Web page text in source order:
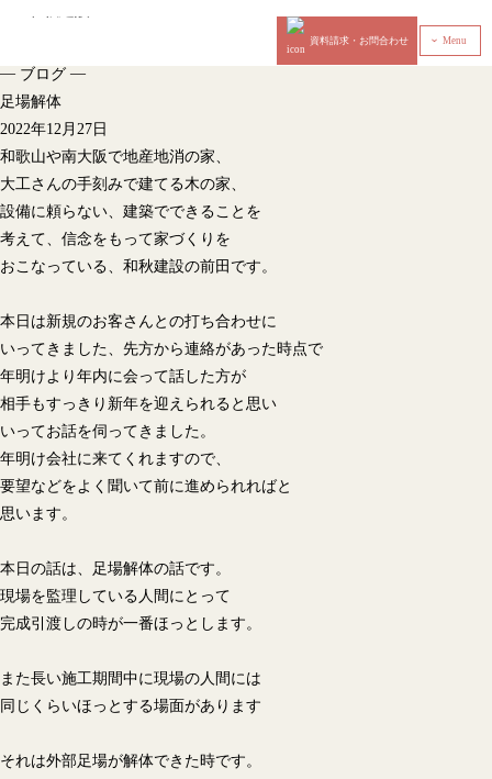
資料請求・お問合わせ ‹ Menu
— ブログ —
足場解体
2022年12月27日
和歌山や南大阪で地産地消の家、
大工さんの手刻みで建てる木の家、
設備に頼らない、建築でできることを
考えて、信念をもって家づくりを
おこなっている、和秋建設の前田です。
本日は新規のお客さんとの打ち合わせに
いってきました、先方から連絡があった時点で
年明けより年内に会って話した方が
相手もすっきり新年を迎えられると思い
いってお話を伺ってきました。
年明け会社に来てくれますので、
要望などをよく聞いて前に進められればと
思います。
本日の話は、足場解体の話です。
現場を監理している人間にとって
完成引渡しの時が一番ほっとします。
また長い施工期間中に現場の人間には
同じくらいほっとする場面があります
それは外部足場が解体できた時です。